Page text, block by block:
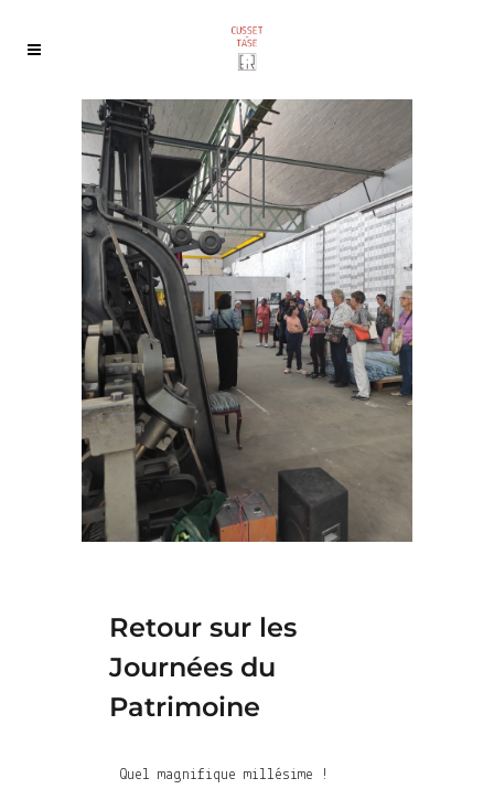
Retour sur les
Journées du
Patrimoine
Quel magnifique millésime !